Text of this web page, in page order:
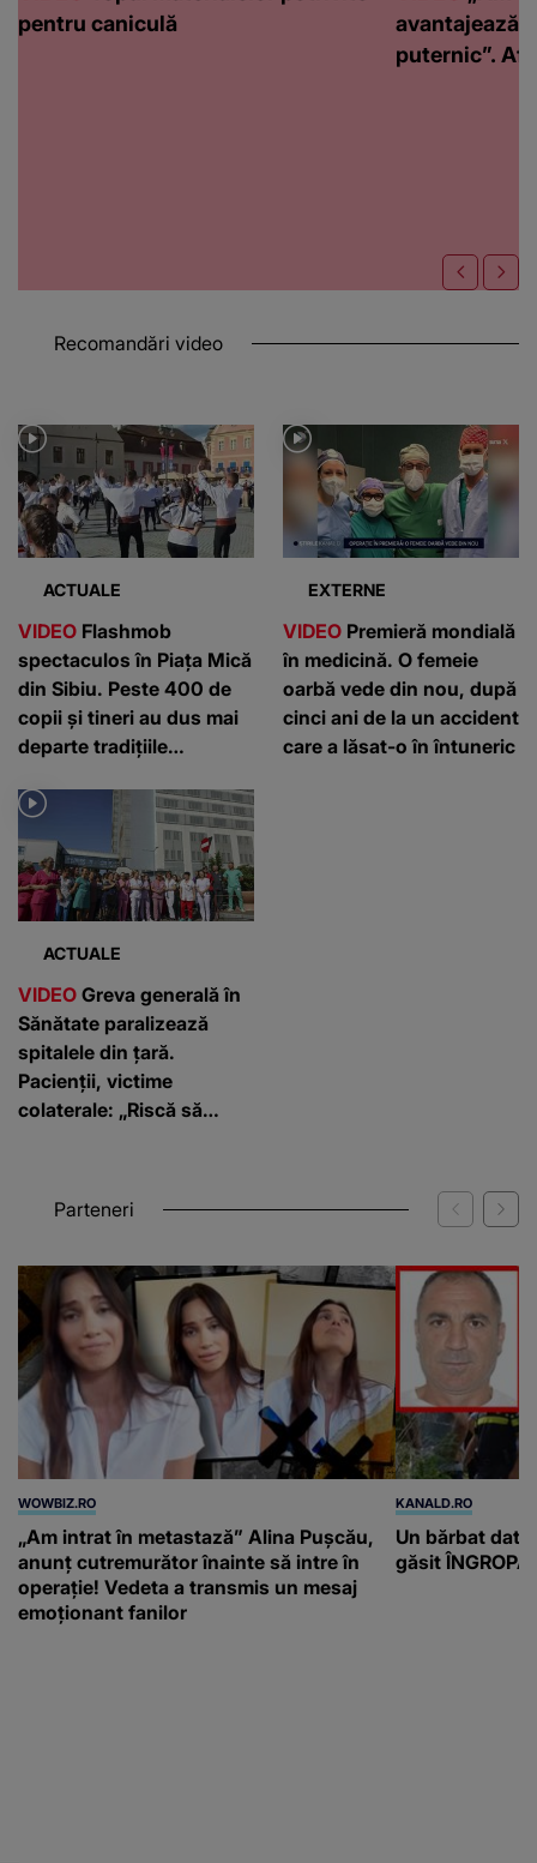
pentru caniculă
avantajează
puternic”.
Recomandări video
ACTUALE
VIDEO Flashmob
spectaculos în Piața Mică
din Sibiu. Peste 400 de
copii și tineri au dus mai
departe tradițiile
EXTERNE
VIDEO Premieră mondială
în medicină. O femeie
oarbă vede din nou, după
cinci ani de la un accident
care a lăsat-o în întuneric
ACTUALE
VIDEO Greva generală în
Sănătate paralizează
spitalele din țară.
Pacienții, victime
colaterale: „Riscă să
Parteneri
WOWBIZ.RO
„Am intrat în metastază” Alina Pușcău,
anunț cutremurător înainte să intre în
operație! Vedeta a transmis un mesaj
emoționant fanilor
KANALD.RO
Un bărbat dat
găsit